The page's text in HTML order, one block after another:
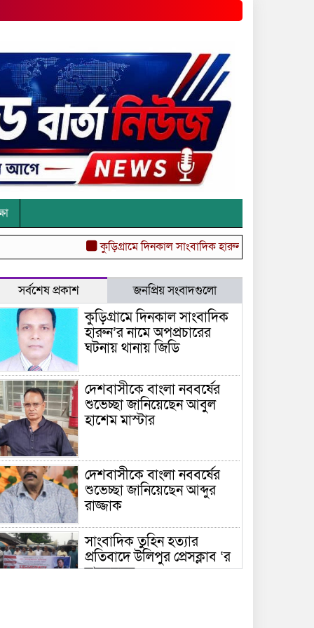
কুড়িগ্রামে দিনকাল সাংবাদিক হারুন’র নামে অপপ্রচারের
সর্বশেষ প্রকাশ জনপ্রিয় সংবাদগুলো
কুড়িগ্রামে দিনকাল সাংবাদিক
হারুন’র নামে অপপ্রচারের
ঘটনায় থানায় জিডি
দেশবাসীকে বাংলা নববর্ষের
শুভেচ্ছা জানিয়েছেন আবুল
হাশেম মাস্টার
দেশবাসীকে বাংলা নববর্ষের
শুভেচ্ছা জানিয়েছেন আব্দুর
রাজ্জাক
সাংবাদিক তুহিন হত্যার
প্রতিবাদে উলিপুর প্রেসক্লাব ‘র
মানববন্ধন